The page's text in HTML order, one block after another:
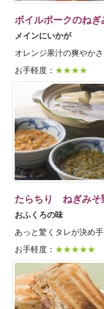
ボイルポークのね
メインにいかが
オレンジ果汁の爽やか
お手軽度： ★★★★
たらちり ねぎみそ
おふくろの味
あっと驚くタレが決め手
お手軽度： ★★★★★